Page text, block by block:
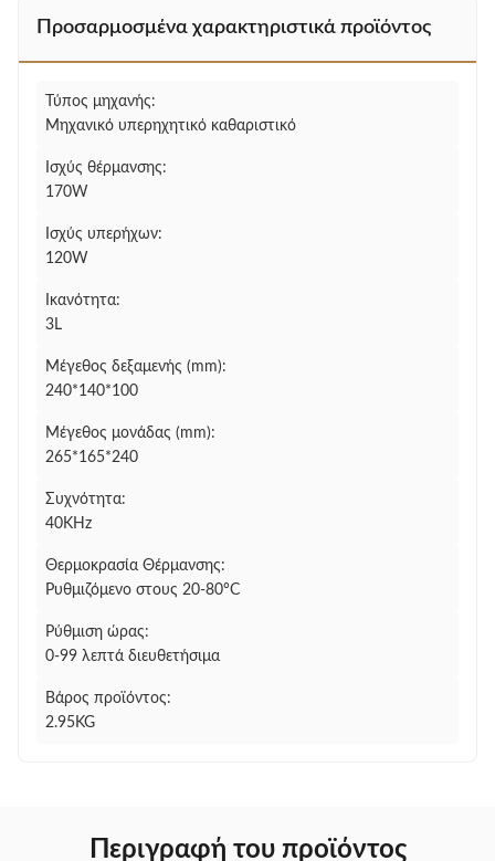
Προσαρμοσμένα χαρακτηριστικά προϊόντος
Τύπος μηχανής:
Μηχανικό υπερηχητικό καθαριστικό
Ισχύς θέρμανσης:
170W
Ισχύς υπερήχων:
120W
Ικανότητα:
3L
Μέγεθος δεξαμενής (mm):
240*140*100
Μέγεθος μονάδας (mm):
265*165*240
Συχνότητα:
40KHz
Θερμοκρασία Θέρμανσης:
Ρυθμιζόμενο στους 20-80°C
Ρύθμιση ώρας:
0-99 λεπτά διευθετήσιμα
Βάρος προϊόντος:
2.95KG
Περιγραφή του προϊόντος